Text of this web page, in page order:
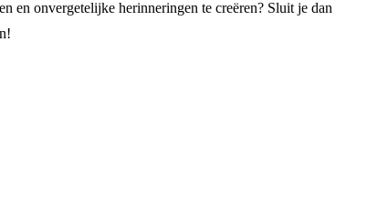
en onvergetelijke herinneringen te creëren? Sluit je dan